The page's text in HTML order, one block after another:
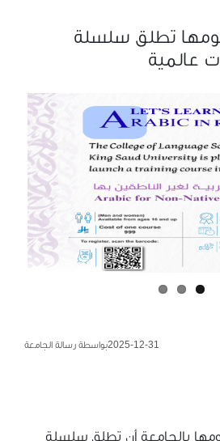
تطلق سلسلة
2025-12-31بواسطة رسالة الجامعة
بالجامعة أن تطلق سلسلة